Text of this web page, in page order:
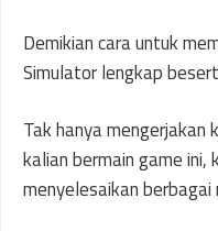
Demikian cara untuk
Simulator lengkap
Tak hanya
kalian bermain game
menyelesaikan